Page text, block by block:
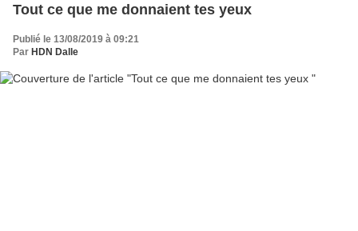
Tout ce que me donnaient tes yeux
Publié le 13/08/2019 à 09:21
Par HDN Dalle